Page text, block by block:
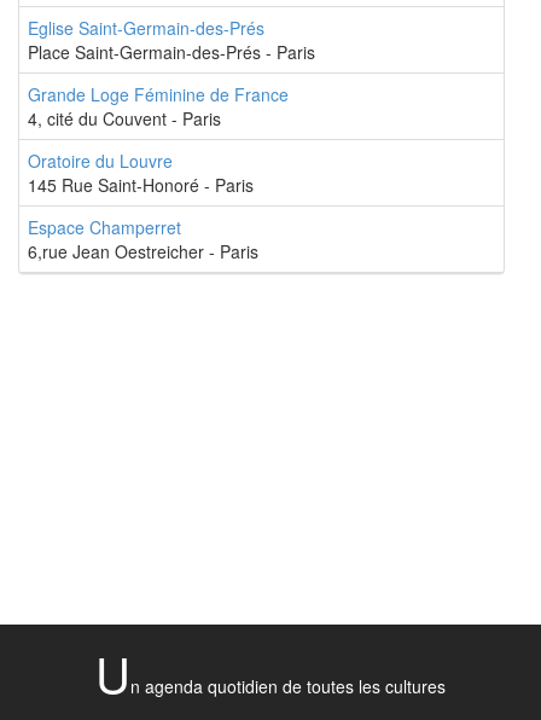
Eglise Saint-Germain-des-Prés
Place Saint-Germain-des-Prés - Paris
Grande Loge Féminine de France
4, cité du Couvent - Paris
Oratoire du Louvre
145 Rue Saint-Honoré - Paris
Espace Champerret
6,rue Jean Oestreicher - Paris
U n agenda quotidien de toutes les cultures